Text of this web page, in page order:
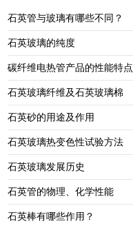
石英管与玻璃有哪些不同？
石英玻璃的纯度
碳纤维电热管产品的性能特点
石英玻璃纤维及石英玻璃棉
石英砂的用途及作用
石英玻璃热变色性试验方法
石英玻璃发展历史
石英管的物理、化学性能
石英棒有哪些作用？